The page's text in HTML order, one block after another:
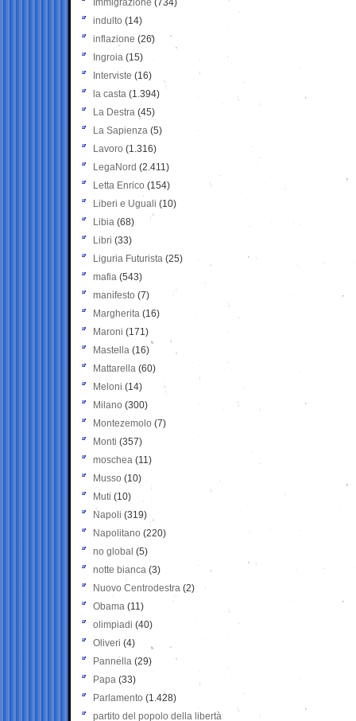
Immigrazione (734)
indulto (14)
inflazione (26)
Ingroia (15)
Interviste (16)
la casta (1.394)
La Destra (45)
La Sapienza (5)
Lavoro (1.316)
LegaNord (2.411)
Letta Enrico (154)
Liberi e Uguali (10)
Libia (68)
Libri (33)
Liguria Futurista (25)
mafia (543)
manifesto (7)
Margherita (16)
Maroni (171)
Mastella (16)
Mattarella (60)
Meloni (14)
Milano (300)
Montezemolo (7)
Monti (357)
moschea (11)
Musso (10)
Muti (10)
Napoli (319)
Napolitano (220)
no global (5)
notte bianca (3)
Nuovo Centrodestra (2)
Obama (11)
olimpiadi (40)
Oliveri (4)
Pannella (29)
Papa (33)
Parlamento (1.428)
partito del popolo della libertà